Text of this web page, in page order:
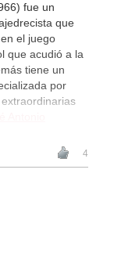
fue un
que
el juego
que acudió a la
tiene un
por
4